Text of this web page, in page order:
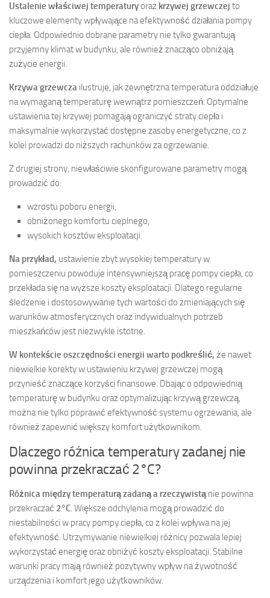
Ustalenie właściwej temperaturyoraz krzywej grzewczej to
kluczowe elementy wpływające na efektywność działania pompy
ciepła. Odpowiednio dobrane parametry nie tylko gwarantują
przyjemny klimat w budynku, ale również znacząco obniżają
zużycie energii.
Krzywa grzewcza ilustruje, jak zewnętrzna temperatura oddziałuje
na wymaganą temperaturę wewnątrz pomieszczeń. Optymalne
ustawienia tej krzywej pomagają ograniczyć straty ciepła i
maksymalnie wykorzystać dostępne zasoby energetyczne, co z
kolei prowadzi do niższych rachunków za ogrzewanie.
Z drugiej strony, niewłaściwie skonfigurowane parametry mogą
prowadzić do:
wzrostu poboru energii,
obniżonego komfortu cieplnego,
wysokich kosztów eksploatacji.
Na przykład, ustawienie zbyt wysokiej temperatury w
pomieszczeniu powoduje intensywniejszą pracę pompy ciepła, co
przekłada się na wyższe koszty eksploatacji. Dlatego regularne
śledzenie i dostosowywanie tych wartości do zmieniających się
warunków atmosferycznych oraz indywidualnych potrzeb
mieszkańców jest niezwykle istotne.
W kontekście oszczędności energii warto podkreślić, że nawet
niewielkie korekty w ustawieniu krzywej grzewczej mogą
przynieść znaczące korzyści finansowe. Dbając o odpowiednią
temperaturę w budynku oraz optymalizując krzywą grzewczą,
można nie tylko poprawić efektywność systemu ogrzewania, ale
również zapewnić większy komfort użytkownikom.
Dlaczego różnica temperatury zadanej nie
powinna przekraczać 2°C?
Różnica między temperaturą zadaną a rzeczywistąnie powinna
przekraczać 2°C. Większe odchylenia mogą prowadzić do
niestabilności w pracy pompy ciepła, co z kolei wpływa na jej
efektywność. Utrzymywanie niewielkiej różnicy pozwala lepiej
wykorzystać energię oraz obniżyć koszty eksploatacji. Stabilne
warunki pracy mają również pozytywny wpływ na żywotność
urządzenia i komfort jego użytkowników.